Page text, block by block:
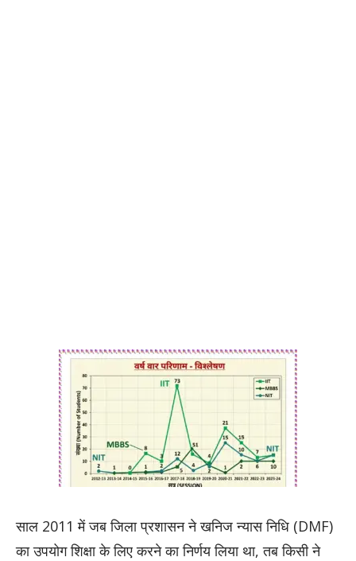
साल 2011 में जब जिला प्रशासन ने खनिज न्यास निधि (DMF)
का उपयोग शिक्षा के लिए करने का निर्णय लिया था, तब किसी ने